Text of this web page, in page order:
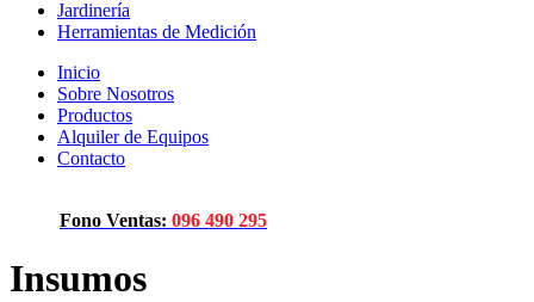
Jardinería
Herramientas de Medición
Inicio
Sobre Nosotros
Productos
Alquiler de Equipos
Contacto
Fono Ventas: 096 490 295
Insumos